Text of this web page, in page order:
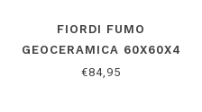
FIORDI FUMO
GEOCERAMICA 60X60X4
CM
€84,95